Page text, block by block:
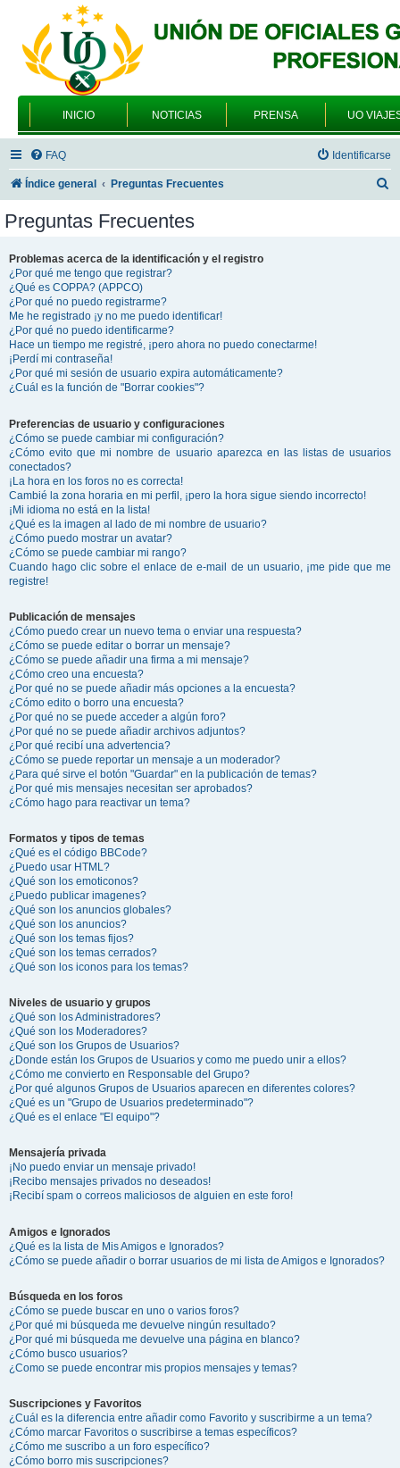
INICIO NOTICIAS PRENSA UO
FAQ Identificarse
Índice general Preguntas Frecuentes
Preguntas Frecuentes
Problemas acerca de la identificación y el registro
¿Por qué me tengo que registrar?
¿Qué es COPPA? (APPCO)
¿Por qué no puedo registrarme?
Me he registrado ¡y no me puedo identificar!
¿Por qué no puedo identificarme?
Hace un tiempo me registré, ¡pero ahora no puedo conectarme!
¡Perdí mi contraseña!
¿Por qué mi sesión de usuario expira automáticamente?
¿Cuál es la función de "Borrar cookies"?
Preferencias de usuario y configuraciones
¿Cómo se puede cambiar mi configuración?
¿Cómo evito que mi nombre de usuario aparezca en las listas de usuarios
conectados?
¡La hora en los foros no es correcta!
Cambié la zona horaria en mi perfil, ¡pero la hora sigue siendo incorrecto!
¡Mi idioma no está en la lista!
¿Qué es la imagen al lado de mi nombre de usuario?
¿Cómo puedo mostrar un avatar?
¿Cómo se puede cambiar mi rango?
Cuando hago clic sobre el enlace de e-mail de un usuario, ¡me pide que me
registre!
Publicación de mensajes
¿Cómo puedo crear un nuevo tema o enviar una respuesta?
¿Cómo se puede editar o borrar un mensaje?
¿Cómo se puede añadir una firma a mi mensaje?
¿Cómo creo una encuesta?
¿Por qué no se puede añadir más opciones a la encuesta?
¿Cómo edito o borro una encuesta?
¿Por qué no se puede acceder a algún foro?
¿Por qué no se puede añadir archivos adjuntos?
¿Por qué recibí una advertencia?
¿Cómo se puede reportar un mensaje a un moderador?
¿Para qué sirve el botón "Guardar" en la publicación de temas?
¿Por qué mis mensajes necesitan ser aprobados?
¿Cómo hago para reactivar un tema?
Formatos y tipos de temas
¿Qué es el código BBCode?
¿Puedo usar HTML?
¿Qué son los emoticonos?
¿Puedo publicar imagenes?
¿Qué son los anuncios globales?
¿Qué son los anuncios?
¿Qué son los temas fijos?
¿Qué son los temas cerrados?
¿Qué son los iconos para los temas?
Niveles de usuario y grupos
¿Qué son los Administradores?
¿Qué son los Moderadores?
¿Qué son los Grupos de Usuarios?
¿Donde están los Grupos de Usuarios y como me puedo unir a ellos?
¿Cómo me convierto en Responsable del Grupo?
¿Por qué algunos Grupos de Usuarios aparecen en diferentes colores?
¿Qué es un "Grupo de Usuarios predeterminado"?
¿Qué es el enlace "El equipo"?
Mensajería privada
¡No puedo enviar un mensaje privado!
¡Recibo mensajes privados no deseados!
¡Recibí spam o correos maliciosos de alguien en este foro!
Amigos e Ignorados
¿Qué es la lista de Mis Amigos e Ignorados?
¿Cómo se puede añadir o borrar usuarios de mi lista de Amigos e Ignorados?
Búsqueda en los foros
¿Cómo se puede buscar en uno o varios foros?
¿Por qué mi búsqueda me devuelve ningún resultado?
¿Por qué mi búsqueda me devuelve una página en blanco?
¿Cómo busco usuarios?
¿Como se puede encontrar mis propios mensajes y temas?
Suscripciones y Favoritos
¿Cuál es la diferencia entre añadir como Favorito y suscribirme a un tema?
¿Cómo marcar Favoritos o suscribirse a temas específicos?
¿Cómo me suscribo a un foro específico?
¿Cómo borro mis suscripciones?